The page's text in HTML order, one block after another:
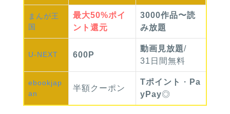
まんが王
国
最大50%ポイ
ント還元
3000作品〜読
み放題
U-NEXT 600P
動画見放題/
31日間無料
ebookjap
an
半額クーポン
Tポイント ・ Pa
yPay◎